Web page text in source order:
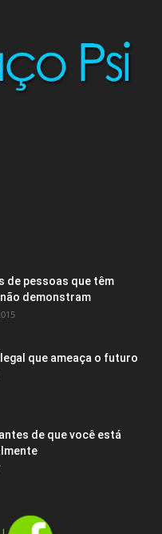
de pessoas que têm
demonstram
que ameaça o futuro
de que você está